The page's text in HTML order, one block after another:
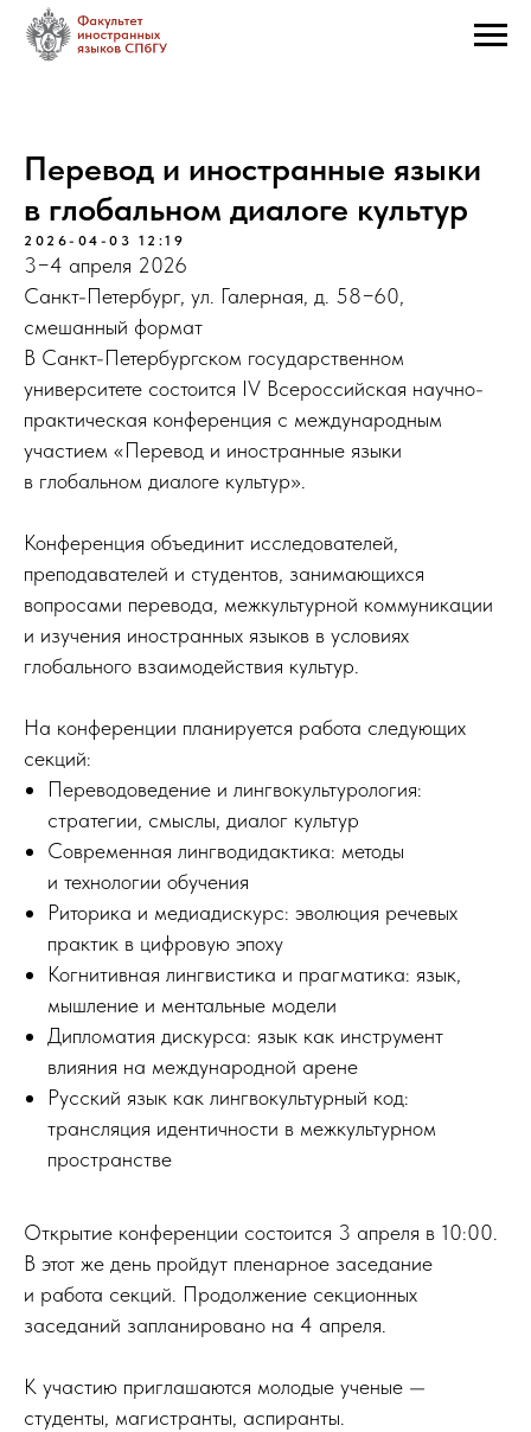
Перевод и иностранные языки
в глобальном диалоге культур
2026-04-03 12:19
3−4 апреля 2026
Санкт-Петербург, ул. Галерная, д. 58−60,
смешанный формат
В Санкт-Петербургском государственном
университете состоится IV Всероссийская научно-
практическая конференция с международным
участием «Перевод и иностранные языки
в глобальном диалоге культур».
Конференция объединит исследователей,
преподавателей и студентов, занимающихся
вопросами перевода, межкультурной коммуникации
и изучения иностранных языков в условиях
глобального взаимодействия культур.
На конференции планируется работа следующих
секций:
Переводоведение и лингвокультурология:
стратегии, смыслы, диалог культур
Современная лингводидактика: методы
и технологии обучения
Риторика и медиадискурс: эволюция речевых
практик в цифровую эпоху
Когнитивная лингвистика и прагматика: язык,
мышление и ментальные модели
Дипломатия дискурса: язык как инструмент
влияния на международной арене
Русский язык как лингвокультурный код:
трансляция идентичности в межкультурном
пространстве
Открытие конференции состоится 3 апреля в 10:00.
В этот же день пройдут пленарное заседание
и работа секций. Продолжение секционных
заседаний запланировано на 4 апреля.
К участию приглашаются молодые ученые —
студенты, магистранты, аспиранты.